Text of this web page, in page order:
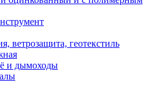
ветрозащита, геотекстиль
и дымоходы